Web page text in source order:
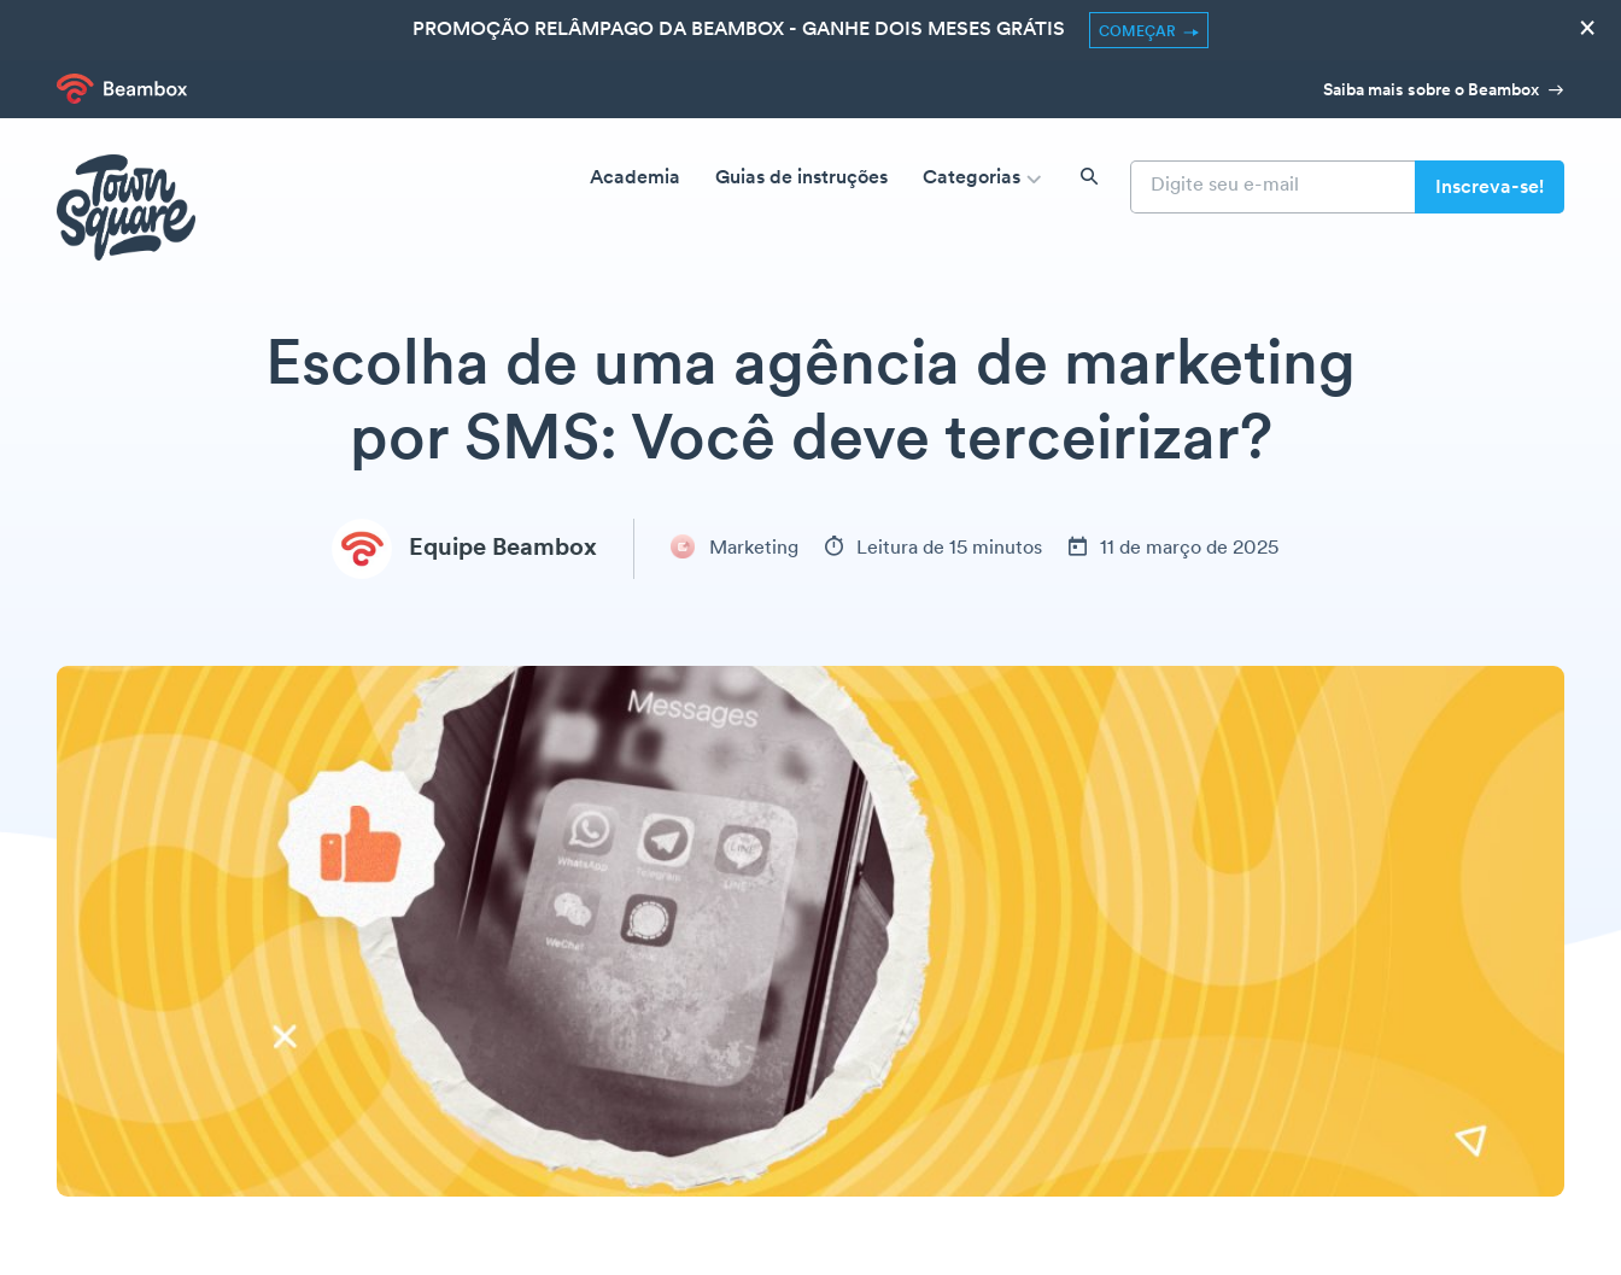
PROMOÇÃO RELÂMPAGO DA BEAMBOX - GANHE DOIS MESES GRÁTIS COMEÇAR ×
Saiba mais sobre o Beambox
Academia Guias de instruções Categorias
Escolha de uma agência de marketing
por SMS: Você deve terceirizar?
Equipe Beambox Marketing Leitura de 15 minutos 11 de março de 2025